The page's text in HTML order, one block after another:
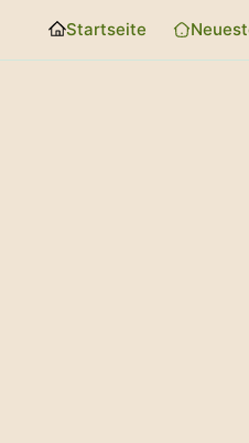
Startseite